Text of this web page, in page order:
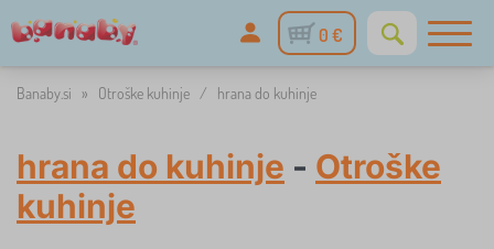
0 €
Banaby.si » Otroške kuhinje / hrana do kuhinje
hrana do kuhinje - Otroške
kuhinje